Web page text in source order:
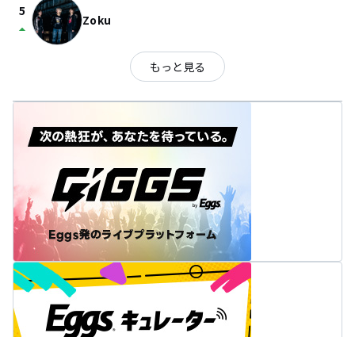
5
arrow_drop_up Zoku
もっと見る